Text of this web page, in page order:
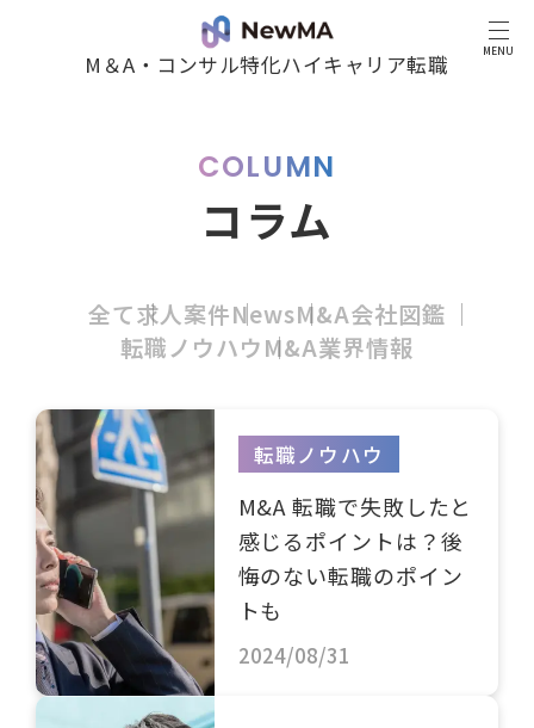
M＆A・コンサル特化ハイキャリア転職
MENU
COLUMN
コラム
全て求人案件NewsM&A会社図鑑
転職ノウハウM&A業界情報
転職ノウハウ
M&A 転職で失敗したと
感じるポイントは？後
悔のない転職のポイン
トも
2024/08/31